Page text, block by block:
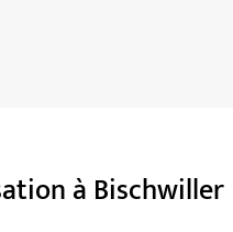
à Bischwiller